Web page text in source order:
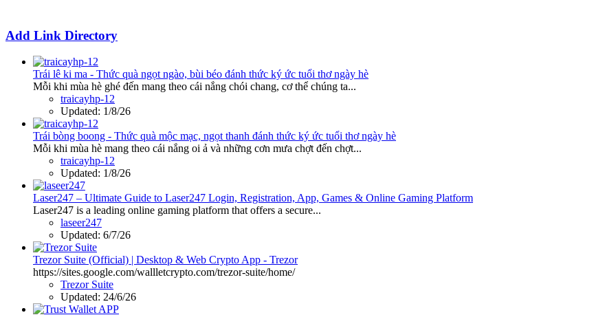
Add Link Directory
Trái lê ki ma - Thức quà ngọt ngào, bùi béo đánh thức ký ức tuổi thơ ngày hè
Mỗi khi mùa hè ghé đến mang theo cái nắng chói chang, cơ thể chúng ta...
traicayhp-12
Updated: 1/8/26
Trái bòng boong - Thức quà mộc mạc, ngọt thanh đánh thức ký ức tuổi thơ ngày hè
Mỗi khi mùa hè mang theo cái nắng oi ả và những cơn mưa chợt đến chợt...
traicayhp-12
Updated: 1/8/26
Laser247 – Ultimate Guide to Laser247 Login, Registration, App, Games & Online Gaming Platform
Laser247 is a leading online gaming platform that offers a secure...
laseer247
Updated: 6/7/26
Trezor Suite (Official) | Desktop & Web Crypto App - Trezor
https://sites.google.com/wallletcrypto.com/trezor-suite/home/
Trezor Suite
Updated: 24/6/26